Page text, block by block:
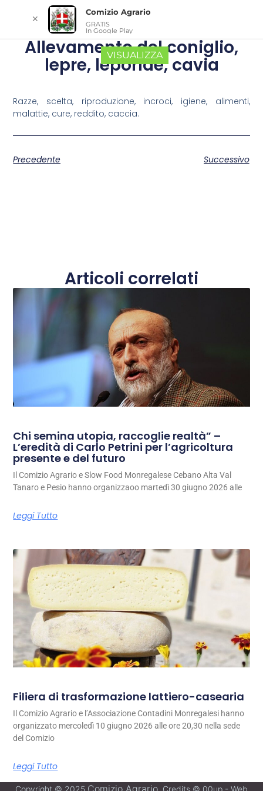
Allevamento del coniglio,
lepre, leporide, cavia
Razze, scelta, riproduzione, incroci, igiene, alimenti,
malattie, cure, reddito, caccia.
Precedente Successivo
Articoli correlati
Chi semina utopia, raccoglie realtà” –
L’eredità di Carlo Petrini per l’agricoltura
presente e del futuro
Il Comizio Agrario e Slow Food Monregalese Cebano Alta Val
Tanaro e Pesio hanno organizzaoo martedì 30 giugno 2026 alle
Leggi Tutto
Filiera di trasformazione lattiero-casearia
Il Comizio Agrario e l’Associazione Contadini Monregalesi hanno
organizzato mercoledì 10 giugno 2026 alle ore 20,30 nella sede
del Comizio
Leggi Tutto
Copyright © 2025 Comizio Agrario . Credits © 00up - Web
✕
Comizio Agrario
GRATIS
In Google Play
VISUALIZZA